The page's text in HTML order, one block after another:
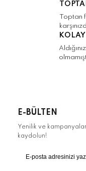
Toptan
E-BÜLTEN
Yenilik ve
kaydolun!